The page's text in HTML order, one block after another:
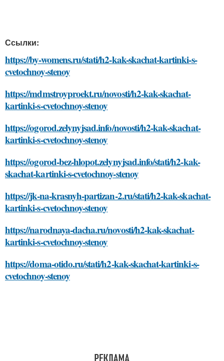
Ссылки:
https://by-womens.ru/stati/h2-kak-skachat-kartinki-s-
cvetochnoy-stenoy
https://mdmstroyproekt.ru/novosti/h2-kak-skachat-
kartinki-s-cvetochnoy-stenoy
https://ogorod.zelynyjsad.info/novosti/h2-kak-skachat-
kartinki-s-cvetochnoy-stenoy
https://ogorod-bez-hlopot.zelynyjsad.info/stati/h2-kak-
skachat-kartinki-s-cvetochnoy-stenoy
https://jk-na-krasnyh-partizan-2.ru/stati/h2-kak-skachat-
kartinki-s-cvetochnoy-stenoy
https://narodnaya-dacha.ru/novosti/h2-kak-skachat-
kartinki-s-cvetochnoy-stenoy
https://doma-otido.ru/stati/h2-kak-skachat-kartinki-s-
cvetochnoy-stenoy